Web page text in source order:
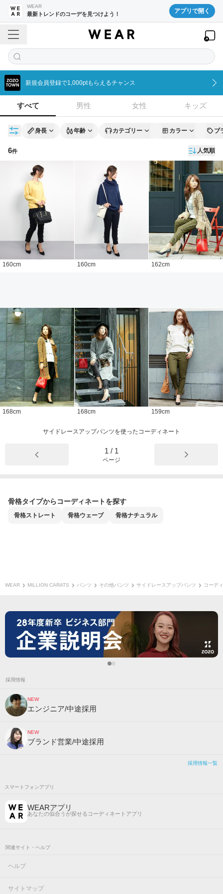
WEAR
最新トレンドのコーデを見つけよう！ アプリで開く
新規会員登録で1,000ptもらえるチャンス
すべて 男性 女性 キッズ
身長 年齢 カテゴリー カラー ブ
6件 人気順
コーディネート一覧
160cm 160cm 162cm
168cm 168cm 159cm
サイドレースアップパンツを使ったコーディネート
1 / 1
ページ
骨格タイプからコーディネートを探す
骨格ストレート 骨格ウェーブ 骨格ナチュラル
WEAR MILLION CARATS パンツ その他パンツ サイドレースアップパンツ コーデ
採用情報
NEW
エンジニア/中途採用
NEW
ブランド営業/中途採用
採用情報一覧
スマートフォンアプリ
WEARアプリ
あなたの似合うが探せるコーディネートアプリ
関連サイト・ヘルプ
ヘルプ
サイトマップ